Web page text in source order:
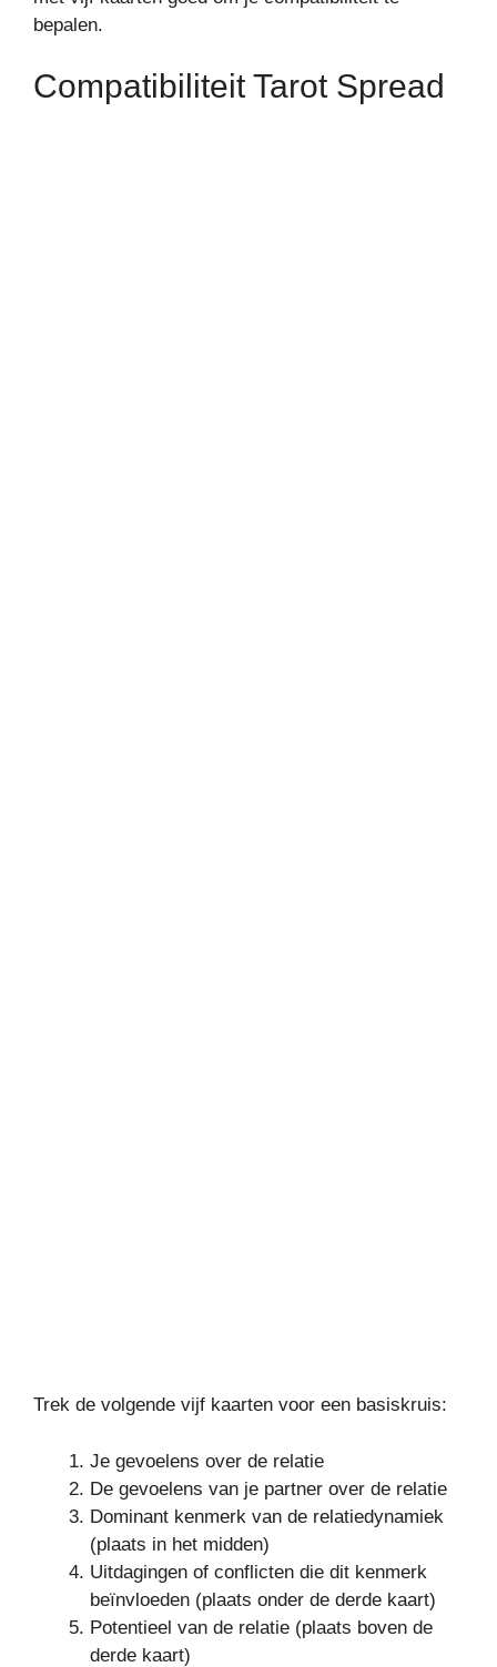
bepalen.
Compatibiliteit Tarot Spread
Trek de volgende vijf kaarten voor een basiskruis:
Je gevoelens over de relatie
De gevoelens van je partner over de relatie
Dominant kenmerk van de relatiedynamiek
(plaats in het midden)
Uitdagingen of conflicten die dit kenmerk
beïnvloeden (plaats onder de derde kaart)
Potentieel van de relatie (plaats boven de
derde kaart)